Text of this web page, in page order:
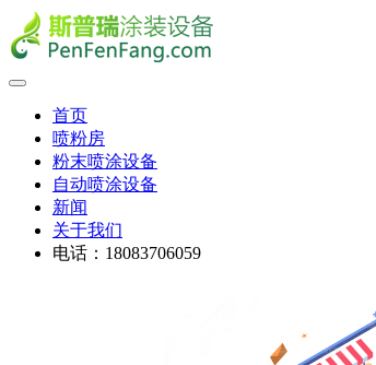
首页
喷粉房
粉末喷涂设备
自动喷涂设备
新闻
关于我们
电话：18083706059